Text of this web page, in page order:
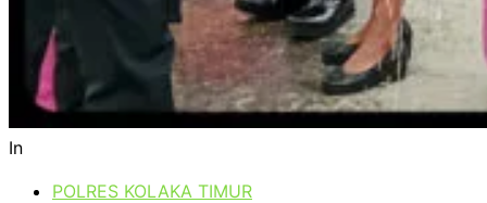
In
POLRES KOLAKA TIMUR